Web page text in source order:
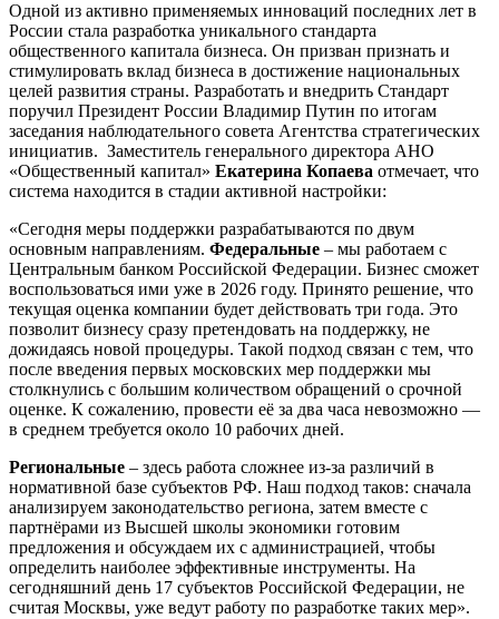
Одной из активно применяемых инноваций последних лет в
России стала разработка уникального стандарта
общественного капитала бизнеса. Он призван признать и
стимулировать вклад бизнеса в достижение национальных
целей развития страны. Разработать и внедрить Стандарт
поручил Президент России Владимир Путин по итогам
заседания наблюдательного совета Агентства стратегических
инициатив. Заместитель генерального директора АНО
«Общественный капитал» Екатерина Копаева отмечает, что
система находится в стадии активной настройки:
«Сегодня меры поддержки разрабатываются по двум
основным направлениям. Федеральные – мы работаем с
Центральным банком Российской Федерации. Бизнес сможет
воспользоваться ими уже в 2026 году. Принято решение, что
текущая оценка компании будет действовать три года. Это
позволит бизнесу сразу претендовать на поддержку, не
дожидаясь новой процедуры. Такой подход связан с тем, что
после введения первых московских мер поддержки мы
столкнулись с большим количеством обращений о срочной
оценке. К сожалению, провести её за два часа невозможно —
в среднем требуется около 10 рабочих дней.
Региональные – здесь работа сложнее из-за различий в
нормативной базе субъектов РФ. Наш подход таков: сначала
анализируем законодательство региона, затем вместе с
партнёрами из Высшей школы экономики готовим
предложения и обсуждаем их с администрацией, чтобы
определить наиболее эффективные инструменты. На
сегодняшний день 17 субъектов Российской Федерации, не
считая Москвы, уже ведут работу по разработке таких мер».